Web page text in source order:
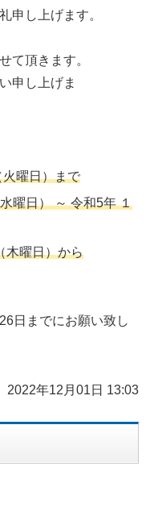
申し上げます。
て頂きます。
申し上げま
曜日）まで
日） ～ 令和5年 １
曜日）から
日までにお願い致し
2022年12月01日 13:03